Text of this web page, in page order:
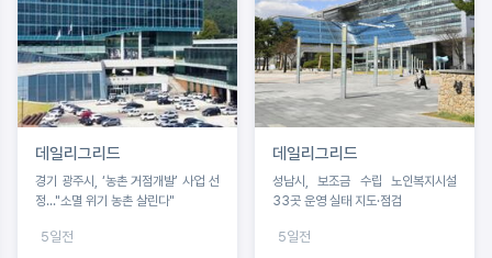
데일리그리드
경기 광주시, ‘농촌 거점개발’ 사업 선
정..."소멸 위기 농촌 살린다"
5일전
데일리그리드
성남시, 보조금 수립 노인복지시설
33곳 운영 실태 지도·점검
5일전